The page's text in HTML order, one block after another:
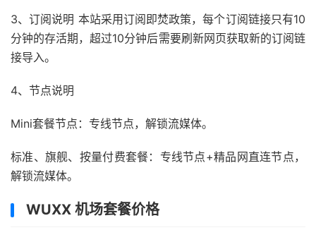
3、订阅说明 本站采用订阅即焚政策，每个订阅链接只有10
分钟的存活期，超过10分钟后需要刷新网页获取新的订阅链
接导入。
4、节点说明
Mini套餐节点：专线节点，解锁流媒体。
标准、旗舰、按量付费套餐：专线节点+精品网直连节点，
解锁流媒体。
WUXX 机场套餐价格